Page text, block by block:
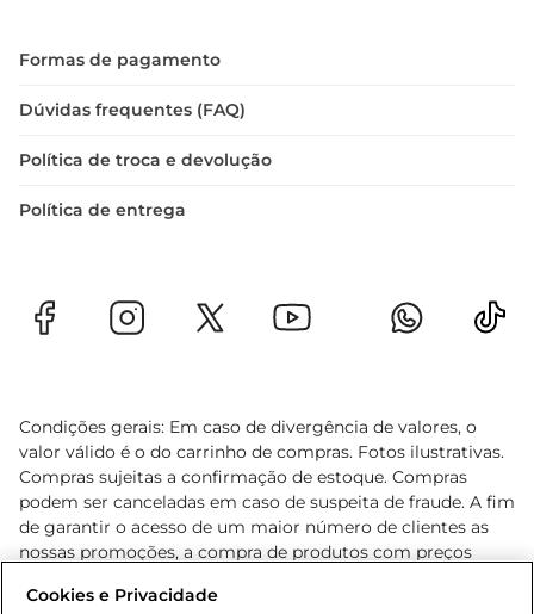
Formas de pagamento
Dúvidas frequentes (FAQ)
Política de troca e devolução
Política de entrega
Condições gerais: Em caso de divergência de valores, o
valor válido é o do carrinho de compras. Fotos ilustrativas.
Compras sujeitas a confirmação de estoque. Compras
podem ser canceladas em caso de suspeita de fraude. A fim
de garantir o acesso de um maior número de clientes as
nossas promoções, a compra de produtos com preços
cliente. Os preços, ofertas e condições são exclusivos para
Cookies e Privacidade